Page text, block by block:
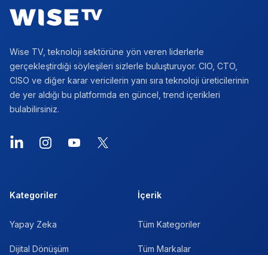
Wise TV, teknoloji sektörüne yön veren liderlerle
gerçekleştirdiği söyleşileri sizlerle buluşturuyor. CIO, CTO,
CISO ve diğer karar vericilerin yanı sıra teknoloji üreticilerinin
de yer aldığı bu platformda en güncel, trend içerikleri
bulabilirsiniz.
LinkedInInstagramYouTube
X
Kategoriler
Yapay Zeka
Dijital Dönüşüm
İçerik
Tüm Kategoriler
Tüm Markalar